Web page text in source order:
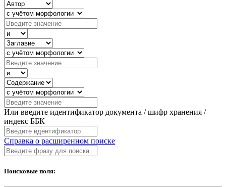
Или введите идентификатор документа / шифр хранения /
индекс ББК
Справка о расширенном поиске
Поисковые поля: